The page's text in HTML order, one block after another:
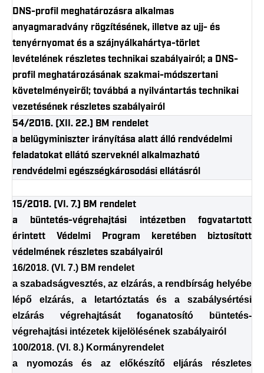
DNS-profil meghatározásra alkalmas
anyagmaradvány rögzítésének, illetve az ujj- és
tenyérnyomat és a szájnyálkahártya-törlet
levételének részletes technikai szabályairól; a DNS-
profil meghatározásának szakmai-módszertani
követelményeiről; továbbá a nyilvántartás technikai
vezetésének részletes szabályairól
54/2016. (XII. 22.) BM rendelet
a belügyminiszter irányítása alatt álló rendvédelmi
feladatokat ellátó szerveknél alkalmazható
rendvédelmi egészségkárosodási ellátásról
15/2018. (VI. 7.) BM rendelet
a büntetés-végrehajtási intézetben fogvatartott
érintett Védelmi Program keretében biztosított
védelmének részletes szabályairól
16/2018. (VI. 7.) BM rendelet
a szabadságvesztés, az elzárás, a rendbírság helyébe
lépő elzárás, a letartóztatás és a szabálysértési
elzárás végrehajtását foganatosító büntetés-
végrehajtási intézetek kijelölésének szabályairól
100/2018. (VI. 8.) Kormányrendelet
a nyomozás és az előkészítő eljárás részletes